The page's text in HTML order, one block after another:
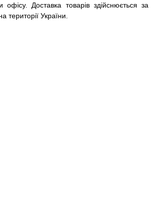
Доставка товарів здійснюється за
України.